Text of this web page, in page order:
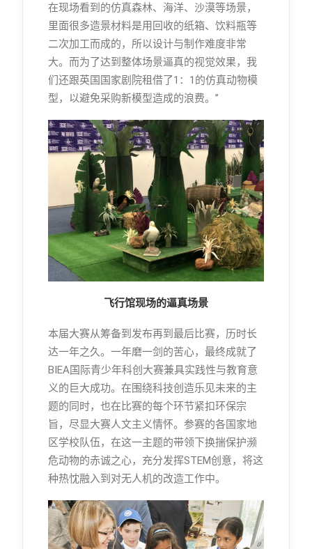
在现场看到的仿真森林、海洋、沙漠等场景，
里面很多造景材料是用回收的纸箱、饮料瓶等
二次加工而成的，所以设计与制作难度非常
大。而为了达到整体场景逼真的视觉效果，我
们还跟英国国家剧院租借了1：1的仿真动物模
型，以避免采购新模型造成的浪费。”
飞行馆现场的逼真场景
本届大赛从筹备到发布再到最后比赛，历时长
达一年之久。一年磨一剑的苦心，最终成就了
BIEA国际青少年科创大赛兼具实践性与教育意
义的巨大成功。在围绕科技创造乐见未来的主
题的同时，也在比赛的每个环节紧扣环保宗
旨，尽显大赛人文主义情怀。参赛的各国家地
区学校队伍，在这一主题的带领下换揣保护濒
危动物的赤诚之心，充分发挥STEM创意，将这
种热忱融入到对无人机的改造工作中。